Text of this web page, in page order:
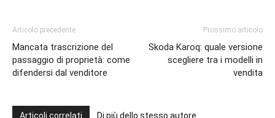
Articolo precedente
Mancata trascrizione del
passaggio di proprietà: come
difendersi dal venditore
Prossimo articolo
Skoda Karoq: quale versione
scegliere tra i modelli in
vendita
Articoli correlati Di più dello stesso autore